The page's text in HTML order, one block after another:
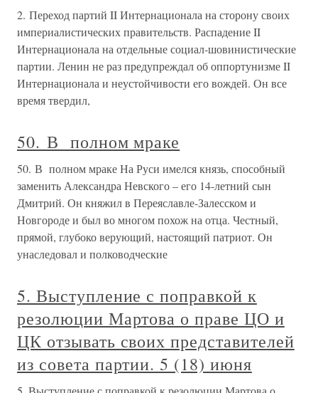
2. Переход партий II Интернационала на сторону своих
империалистических правительств. Распадение II
Интернационала на отдельные социал-шовинистические
партии. Ленин не раз предупреждал об оппортунизме II
Интернационала и неустойчивости его вождей. Он все
время твердил,
50. В полном мраке
50. В полном мраке На Руси имелся князь, способный
заменить Александра Невского – его 14-летний сын
Дмитрий. Он княжил в Переяславле-Залесском и
Новгороде и был во многом похож на отца. Честный,
прямой, глубоко верующий, настоящий патриот. Он
унаследовал и полководческие
5. Выступление с поправкой к
резолюции Мартова о праве ЦО и
ЦК отзывать своих представителей
из совета партии. 5 (18) июня